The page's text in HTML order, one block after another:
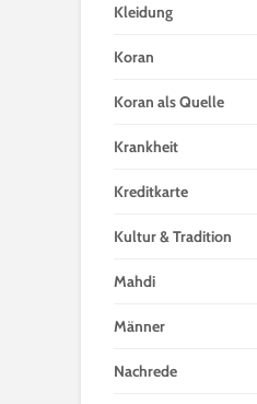
Kleidung
Koran
Koran als Quelle
Krankheit
Kreditkarte
Kultur & Tradition
Mahdi
Männer
Nachrede